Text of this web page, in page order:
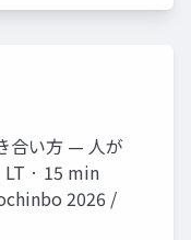
合い方 — 人が
LT · 15 min
2026 /